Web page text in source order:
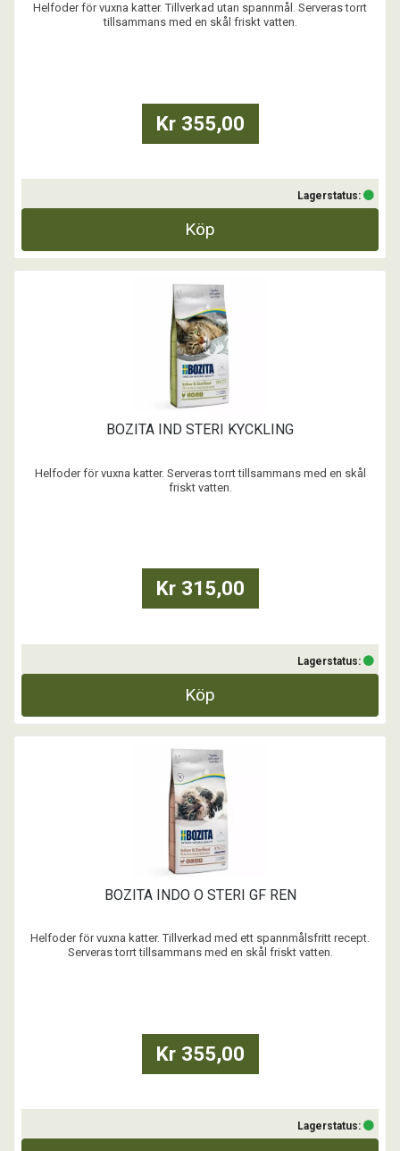
Helfoder för vuxna katter. Tillverkad utan spannmål. Serveras torrt
tillsammans med en skål friskt vatten.
funktionell tarmflora.
- Naturliga ...
Kr 355,00
Lagerstatus:
Köp
BOZITA IND STERI KYCKLING
Helfoder för vuxna katter. Serveras torrt tillsammans med en skål
friskt vatten.
- Balan ...
Kr 315,00
Lagerstatus:
Köp
BOZITA INDO O STERI GF REN
Helfoder för vuxna katter. Tillverkad med ett spannmålsfritt recept.
Serveras torrt tillsammans med en skål friskt vatten.
- Naturliga betaglukan ...
Kr 355,00
Lagerstatus: